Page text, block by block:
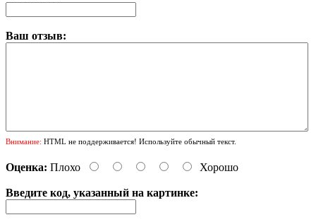
Ваш отзыв:
Внимание: HTML не поддерживается! Используйте обычный текст.
Оценка: Плохо Хорошо
Введите код, указанный на картинке: